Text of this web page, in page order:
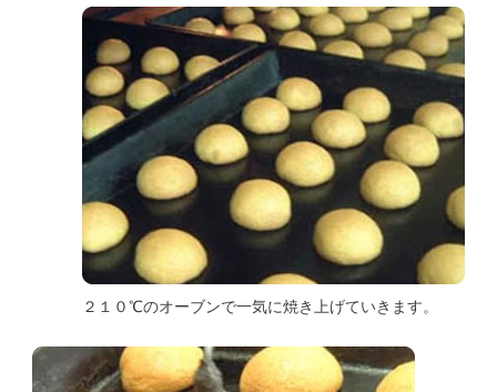
２１０℃のオーブンで一気に焼き上げていきます。